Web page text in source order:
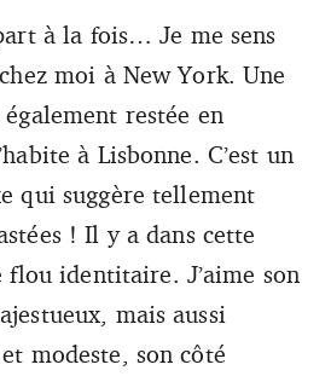
à la fois… Je me sens
moi à New York. Une
restée en
à Lisbonne. C’est un
qui suggère tellement
! Il y a dans cette
identitaire. J’aime son
mais aussi
modeste, son côté